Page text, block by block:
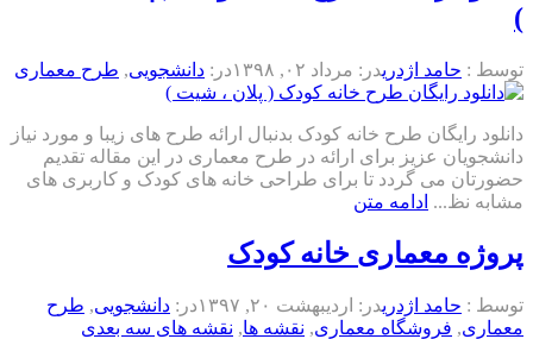
)
توسط : حامد اژدریدر: مرداد ۰۲, ۱۳۹۸ در: دانشجویی, طرح معماری
دانلود رایگان طرح خانه کودک بدنبال ارائه طرح های زیبا و مورد نیاز
دانشجویان عزیز برای ارائه در طرح معماری در این مقاله تقدیم
حضورتان می گردد تا برای طراحی خانه های کودک و کاربری های
مشابه نظ... ادامه متن
پروژه معماری خانه کودک
توسط : حامد اژدریدر: اردیبهشت ۲۰, ۱۳۹۷ در: دانشجویی, طرح
معماری, فروشگاه معماری, نقشه ها, نقشه های سه بعدی